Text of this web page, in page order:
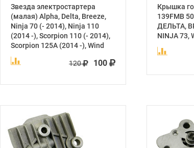
Звезда электростартера
(малая) Alpha, Delta, Breeze,
Ninja 70 (- 2014), Ninja 110
(2014 -), Scorpion 110 (- 2014),
Scorpion 125А (2014 -), Wind
120 100
Крышка
139FMB
ДЕЛЬТА,
NINJA 73,